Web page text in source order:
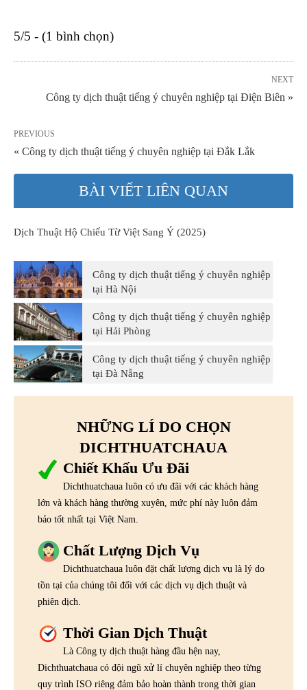
5/5 - (1 bình chọn)
NEXT
Công ty dịch thuật tiếng ý chuyên nghiệp tại Điện Biên »
PREVIOUS
« Công ty dịch thuật tiếng ý chuyên nghiệp tại Đắk Lắk
BÀI VIẾT LIÊN QUAN
Dịch Thuật Hộ Chiếu Từ Việt Sang Ý (2025)
Công ty dịch thuật tiếng ý chuyên nghiệp
tại Hà Nội
Công ty dịch thuật tiếng ý chuyên nghiệp
tại Hải Phòng
Công ty dịch thuật tiếng ý chuyên nghiệp
tại Đà Nẵng
NHỮNG LÍ DO CHỌN
DICHTHUATCHAUA
Chiết Khấu Ưu Đãi
Dichthuatchaua luôn có ưu đãi với các khách hàng
lớn và khách hàng thường xuyên, mức phí này luôn đảm
bảo tốt nhất tại Việt Nam.
Chất Lượng Dịch Vụ
Dichthuatchaua luôn đặt chất lượng dịch vụ là lý do
tồn tại của chúng tôi đối với các dịch vụ dịch thuật và
phiên dịch.
Thời Gian Dịch Thuật
Là Công ty dịch thuật hàng đầu hện nay,
Dichthuatchaua có đội ngũ xử lí chuyên nghiệp theo từng
quy trình ISO riêng đảm bảo hoàn thành trong thời gian